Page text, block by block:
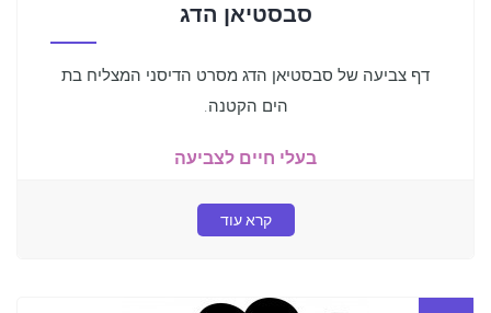
סבסטיאן הדג
דף צביעה של סבסטיאן הדג מסרט הדיסני המצליח בת
הים הקטנה.
בעלי חיים לצביעה
קרא עוד